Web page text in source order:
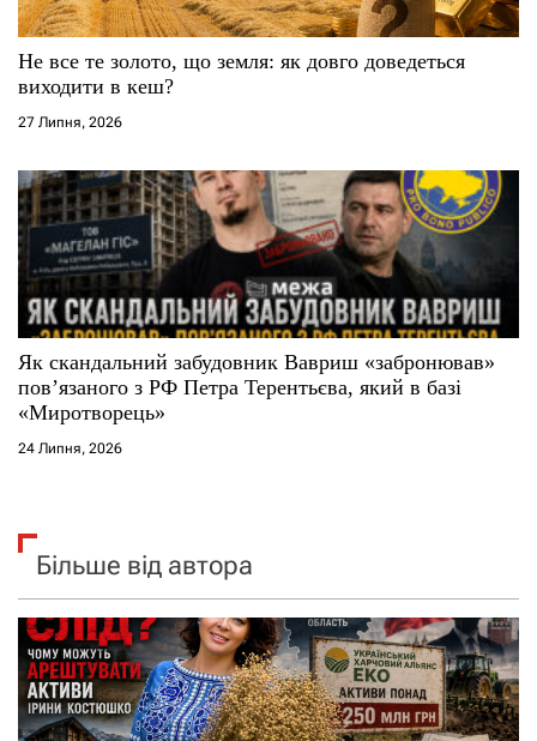
Не все те золото, що земля: як довго доведеться
виходити в кеш?
27 Липня, 2026
Як скандальний забудовник Вавриш «забронював»
повʼязаного з РФ Петра Терентьєва, який в базі
«Миротворець»
24 Липня, 2026
Більше від автора